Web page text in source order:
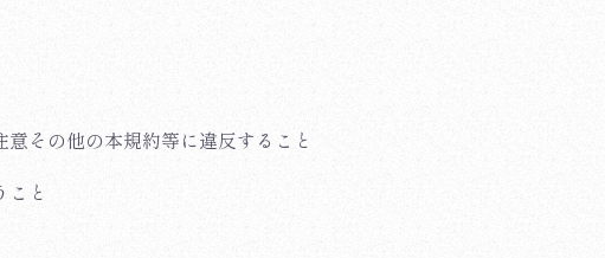
その他の本規約等に違反すること
と